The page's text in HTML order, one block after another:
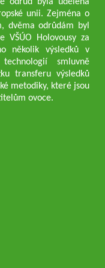
unii. Zejména o
dvěma odrůdám byl
VŠÚO Holovousy za
několik výsledků v
smluvně
transferu výsledků
metodiky, které jsou
ovoce.